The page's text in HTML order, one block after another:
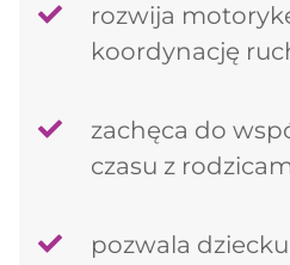
rozwija
koordynację
zachęca do
czasu z
pozwala